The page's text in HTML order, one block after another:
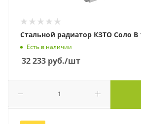
Стальной радиатор КЗТО Соло В
Есть в наличии
32 233 руб./шт